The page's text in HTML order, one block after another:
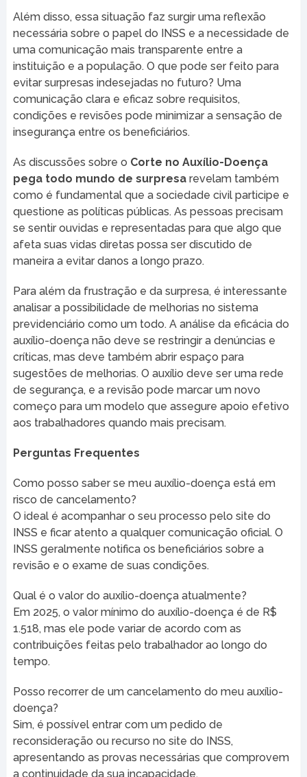
Além disso, essa situação faz surgir uma reflexão
necessária sobre o papel do INSS e a necessidade de
uma comunicação mais transparente entre a
instituição e a população. O que pode ser feito para
evitar surpresas indesejadas no futuro? Uma
comunicação clara e eficaz sobre requisitos,
condições e revisões pode minimizar a sensação de
insegurança entre os beneficiários.
As discussões sobre o Corte no Auxílio-Doença
pega todo mundo de surpresarevelam também
como é fundamental que a sociedade civil participe e
questione as políticas públicas. As pessoas precisam
se sentir ouvidas e representadas para que algo que
afeta suas vidas diretas possa ser discutido de
maneira a evitar danos a longo prazo.
Para além da frustração e da surpresa, é interessante
analisar a possibilidade de melhorias no sistema
previdenciário como um todo. A análise da eficácia do
auxílio-doença não deve se restringir a denúncias e
críticas, mas deve também abrir espaço para
sugestões de melhorias. O auxílio deve ser uma rede
de segurança, e a revisão pode marcar um novo
começo para um modelo que assegure apoio efetivo
aos trabalhadores quando mais precisam.
Perguntas Frequentes
Como posso saber se meu auxílio-doença está em
risco de cancelamento?
O ideal é acompanhar o seu processo pelo site do
INSS e ficar atento a qualquer comunicação oficial. O
INSS geralmente notifica os beneficiários sobre a
revisão e o exame de suas condições.
Qual é o valor do auxílio-doença atualmente?
Em 2025, o valor mínimo do auxílio-doença é de R$
1.518, mas ele pode variar de acordo com as
contribuições feitas pelo trabalhador ao longo do
tempo.
Posso recorrer de um cancelamento do meu auxílio-
doença?
Sim, é possível entrar com um pedido de
reconsideração ou recurso no site do INSS,
apresentando as provas necessárias que comprovem
a continuidade da sua incapacidade.